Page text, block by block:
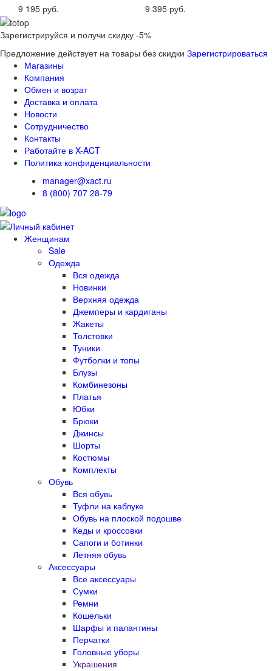
9 195 руб. 9 395 руб.
Зарегистрируйся и получи скидку -5%
Предложение действует на товары без скидки Зарегистрироваться
Магазины
Компания
Обмен и возрат
Доставка и оплата
Новости
Сотрудничество
Контакты
Работайте в X-ACT
Политика конфиденциальности
manager@xact.ru
8 (800) 707 28-79
Женщинам
Sale
Одежда
Вся одежда
Новинки
Верхняя одежда
Джемперы и кардиганы
Жакеты
Толстовки
Туники
Футболки и топы
Блузы
Комбинезоны
Платья
Юбки
Брюки
Джинсы
Шорты
Костюмы
Комплекты
Обувь
Вся обувь
Туфли на каблуке
Обувь на плоской подошве
Кеды и кроссовки
Сапоги и ботинки
Летняя обувь
Аксессуары
Все аксессуары
Сумки
Ремни
Кошельки
Шарфы и палантины
Перчатки
Головные уборы
Украшения